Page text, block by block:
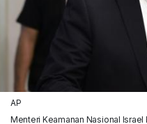
AP
Menteri Keamanan Nasional Israel